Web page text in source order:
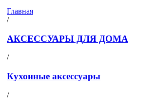
Главная
/
АКСЕССУАРЫ ДЛЯ ДОМА
/
Кухонные аксессуары
/